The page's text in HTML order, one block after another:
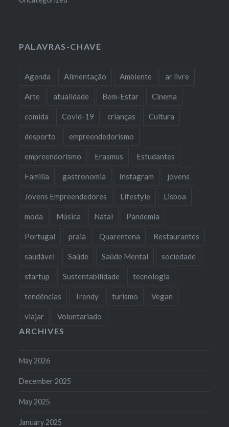
PALAVRAS-CHAVE
Agenda Alimentação Ambiente ar livre
Arte atualidade Bem-Estar Cinema
comida Covid-19 crianças Cultura
desporto empreendedorismo
empreendorismo Erasmus Estudantes
Familia gastronomia Instagram jovens
Jovens Empreendedores Lifestyle Lisboa
moda Música Natal Pandemia
Portugal praia Quarentena Restaurantes
saudável Saúde Saúde Mental sociedade
startup Sustentabilidade tecnologia
tendências Trendy turismo Vegan
viajar Voluntariado
ARCHIVES
May 2026
December 2025
May 2025
January 2025